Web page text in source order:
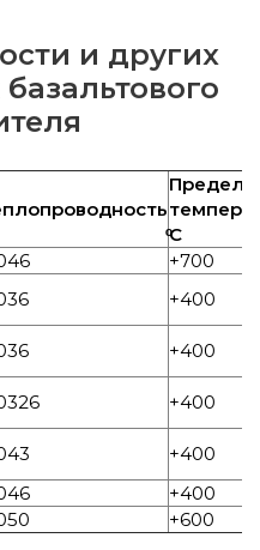
и других
ͦС
+700
+400
+400
+400
+400
+400
+600